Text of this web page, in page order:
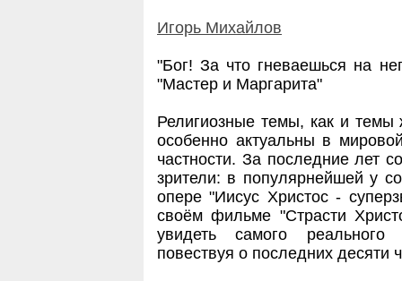
Игорь Михайлов
"Бог! За что гневаешься на
"Мастер и Маргарита"
Религиозные темы, как и темы
особенно актуальны в
частности. За последние лет
зрители: в популярнейшей у
опере "Иисус Христос -
своём фильме "Страсти
увидеть самого реального
повествуя о последних десяти